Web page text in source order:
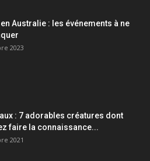
Australie : les événements à ne
2023
: 7 adorables créatures dont
faire la connaissance...
2021